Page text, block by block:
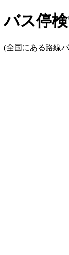
バス停
(全国にある路線